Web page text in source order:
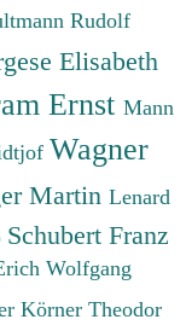
Rudolf
Elisabeth
Ernst Mann
Wagner
Martin Lenard
Schubert Franz
Wolfgang
Körner Theodor